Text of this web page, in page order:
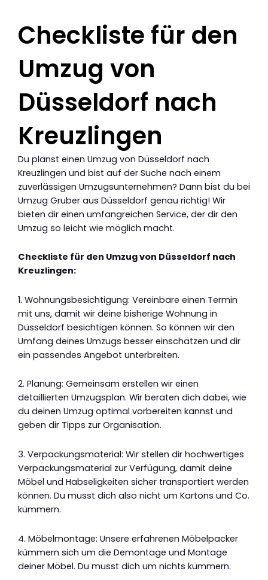
Checkliste für den
Umzug von
Düsseldorf nach
Kreuzlingen
Du planst einen Umzug von Düsseldorf nach
Kreuzlingen und bist auf der Suche nach einem
zuverlässigen Umzugsunternehmen? Dann bist du bei
Umzug Gruber aus Düsseldorf genau richtig! Wir
bieten dir einen umfangreichen Service, der dir den
Umzug so leicht wie möglich macht.
Checkliste für den Umzug von Düsseldorf nach
Kreuzlingen:
1. Wohnungsbesichtigung: Vereinbare einen Termin
mit uns, damit wir deine bisherige Wohnung in
Düsseldorf besichtigen können. So können wir den
Umfang deines Umzugs besser einschätzen und dir
ein passendes Angebot unterbreiten.
2. Planung: Gemeinsam erstellen wir einen
detaillierten Umzugsplan. Wir beraten dich dabei, wie
du deinen Umzug optimal vorbereiten kannst und
geben dir Tipps zur Organisation.
3. Verpackungsmaterial: Wir stellen dir hochwertiges
Verpackungsmaterial zur Verfügung, damit deine
Möbel und Habseligkeiten sicher transportiert werden
können. Du musst dich also nicht um Kartons und Co.
kümmern.
4. Möbelmontage: Unsere erfahrenen Möbelpacker
kümmern sich um die Demontage und Montage
deiner Möbel. Du musst dich um nichts kümmern.